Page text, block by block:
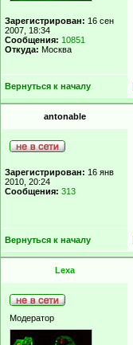
Зарегистрирован: 16 сен
2007, 18:34
Сообщения: 10851
Откуда: Москва
Вернуться к началу
antonable
Зарегистрирован: 16 янв
2010, 20:24
Сообщения: 313
Вернуться к началу
Lexa
Модератор